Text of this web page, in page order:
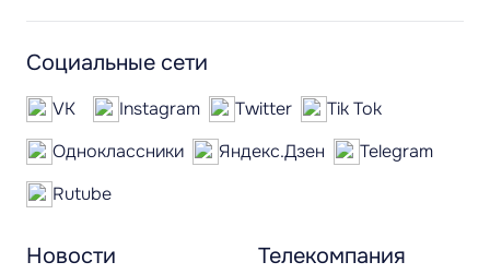
Новости Телекомпания
Социальные сети
VK Instagram Twitter
Tik Tok
Одноклассники
Яндекс.Дзен
Telegram
Rutube